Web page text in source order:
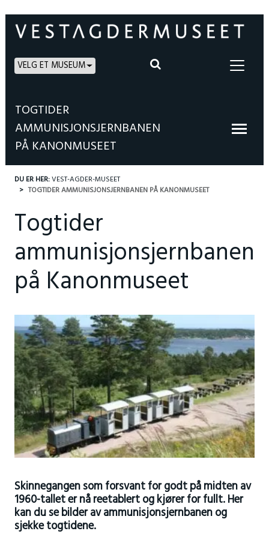
VELG ET MUSEUM
TOGTIDER
AMMUNISJONSJERNBANEN
PÅ KANONMUSEET
DU ER HER:VEST-AGDER-MUSEET
TOGTIDER AMMUNISJONSJERNBANEN PÅ KANONMUSEET
Togtider
ammunisjonsjernbanen
på Kanonmuseet
Skinnegangen som forsvant for godt på midten av
1960-tallet er nå reetablert og kjører for fullt. Her
kan du se bilder av ammunisjonsjernbanen og
sjekke togtidene.